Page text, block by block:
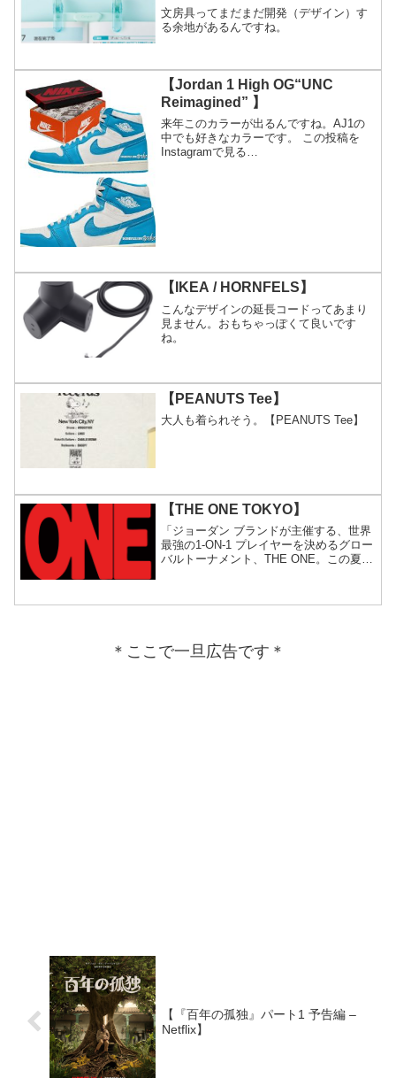
文房具ってまだまだ開発（デザイン）す
る余地があるんですね。
【Jordan 1 High OG“UNC
Reimagined” 】
来年このカラーが出るんですね。AJ1の
中でも好きなカラーです。 この投稿を
Instagramで見る
【IKEA / HORNFELS】
こんなデザインの延長コードってあまり
見ません。おもちゃっぽくて良いです
ね。
【PEANUTS Tee】
大人も着られそう。【PEANUTS Tee】
【THE ONE TOKYO】
「ジョーダン ブランドが主催する、世界
最強の1-ON-1 プレイヤーを決めるグロー
バルトーナメント、THE ONE。この夏、
＊ここで一旦広告です＊
【『百年の孤独』パート1 予告編 –
Netflix】